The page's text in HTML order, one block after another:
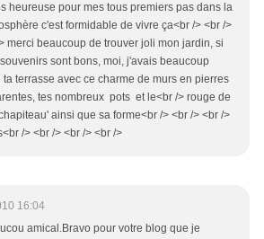
heureuse pour mes tous premiers pas dans la
c'est formidable de vivre ça<br /> <br />
merci beaucoup de trouver joli mon jardin, si
sont bons, moi, j'avais beaucoup
ta terrasse avec ce charme de murs en pierres
tes nombreux pots et le<br /> rouge de
ainsi que sa forme<br /> <br /> <br />
/> <br /> <br /> <br />
16:04
amical.Bravo pour votre blog que je